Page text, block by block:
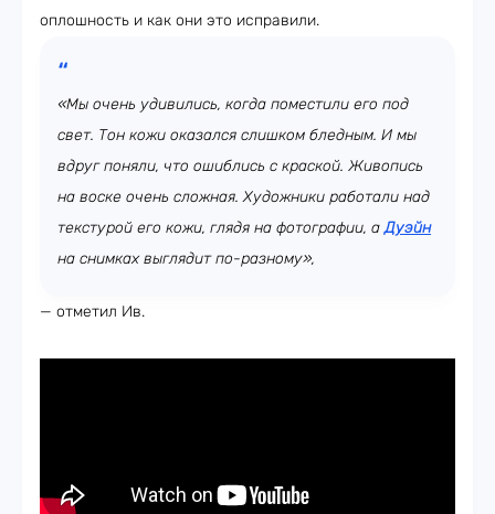
оплошность и как они это исправили.
«Мы очень удивились, когда поместили его под
свет. Тон кожи оказался слишком бледным. И мы
вдруг поняли, что ошиблись с краской. Живопись
на воске очень сложная. Художники работали над
текстурой его кожи, глядя на фотографии, аДуэйн
на снимках выглядит по-разному»,
— отметил Ив.